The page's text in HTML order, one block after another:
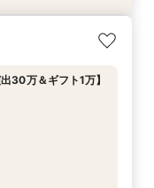
ャペル体験＆貸切邸
学*大聖堂×選べる2
ことだけ体験♪
題のナイトW体
30万＆ギフト1万】